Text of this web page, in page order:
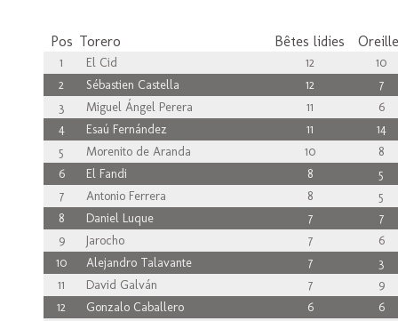
Pos Torero Bêtes lidies
1 El Cid 12
10
2
Sébastien Castella 12
7
3
Miguel Ángel Perera 11
6
4
Esaú Fernández 11
14
5
Morenito de Aranda 10
8
6
El Fandi 8
5
7
Antonio Ferrera 8
5
8
Daniel Luque 7
7
9
Jarocho 7
6
10
Alejandro Talavante 7
3
11
David Galván 7
9
12
Gonzalo Caballero 6
6